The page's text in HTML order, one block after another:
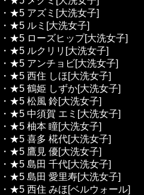
・★5 アズミ[大洗女子]
・★5 ルミ[大洗女子]
・★5 ローズヒップ[大洗女子]
・★5 ルクリリ[大洗女子]
・★5 アンチョビ[大洗女子]
・★5 西住 しほ[大洗女子]
・★5 鶴姫 しずか[大洗女子]
・★5 松風 鈴[大洗女子]
・★5 中須賀 エミ[大洗女子]
・★5 柚本 瞳[大洗女子]
・★5 喜多 椛代[大洗女子]
・★5 鷹見 優[大洗女子]
・★5 島田 千代[大洗女子]
・★5 島田 愛里寿[大洗女子]
・★5 西住 みほ[ベルウォール]